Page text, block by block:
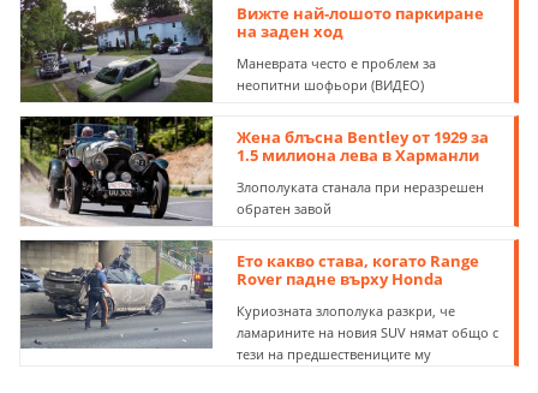
Вижте най-лошото паркиране
на заден ход
Маневрата често е проблем за
неопитни шофьори (ВИДЕО)
Жена блъсна Bentley от 1929 за
1.5 милиона лева в Харманли
Злополуката станала при неразрешен
обратен завой
Ето какво става, когато Range
Rover падне върху Honda
Куриозната злополука разкри, че
ламарините на новия SUV нямат общо с
тези на предшествениците му